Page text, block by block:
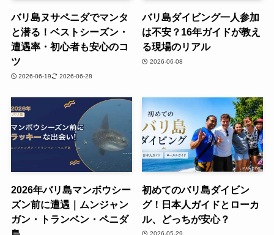
バリ島ヌサペニダでマンタ
と潜る！ベストシーズン・
遭遇率・初心者も安心のコ
ツ
2026-06-19 2026-06-28
バリ島ダイビング一人参加
は不安？16年ガイドが教え
る現場のリアル
2026-06-08
2026年バリ島マンボウシー
ズン前に遭遇｜ムンジャン
ガン・トランベン・ペニダ
初めてのバリ島ダイビン
グ！日本人ガイドとローカ
ル、どっちが安心？
2026-05-29